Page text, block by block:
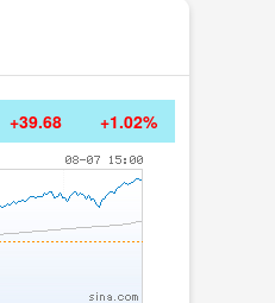
+39.68 +1.02%